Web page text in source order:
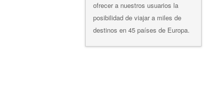
ofrecer a nuestros usuarios la
posibilidad de viajar a miles de
destinos en 45 países de Europa.